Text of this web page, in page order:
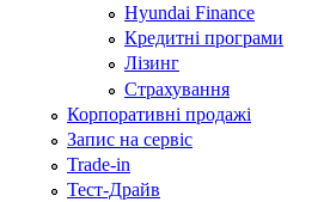
Hyundai Finance
Кредитні програми
Лізинг
Страхування
Корпоративні продажі
Запис на сервіс
Trade-in
Тест-Драйв